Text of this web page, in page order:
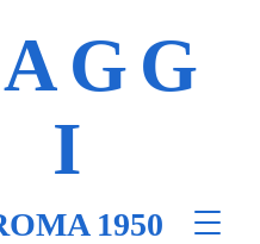
I
1950